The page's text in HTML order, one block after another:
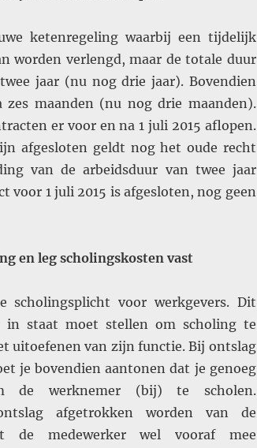
ketenregeling waarbij een tijdelijk
worden verlengd, maar de totale duur
jaar (nu nog drie jaar). Bovendien
maanden (nu nog drie maanden).
er voor en na 1 juli 2015 aflopen.
afgesloten geldt nog het oude recht
van de arbeidsduur van twee jaar
voor 1 juli 2015 is afgesloten, nog geen
en leg scholingskosten vast
voor werkgevers. Dit
in staat moet stellen om scholing te
uitoefenen van zijn functie. Bij ontslag
je bovendien aantonen dat je genoeg
de werknemer (bij) te scholen.
afgetrokken worden van de
de medewerker wel vooraf mee